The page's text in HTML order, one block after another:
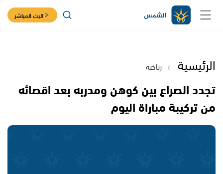
البث المباشر
الرئيسية رياضة
تجدد الصراع بين كوهن ومدربه بعد اقصائه
من تركيبة مباراة اليوم